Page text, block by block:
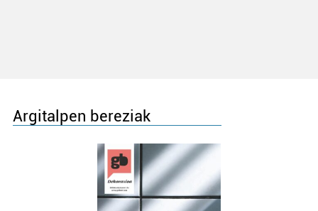
Argitalpen bereziak